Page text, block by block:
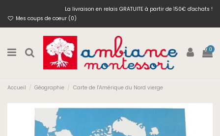
La livraison en relais GRATUITE à partir de 150€ d'achats !
Mes coups de coeur (0)
0
Accueil Géographie Carte de l'Amérique du Nord vierge